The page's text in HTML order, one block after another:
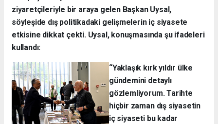
ziyaretçileriyle bir araya gelen Başkan Uysal,
söyleşide dış politikadaki gelişmelerin iç siyasete
etkisine dikkat çekti. Uysal, konuşmasında şu ifadeleri
kullandı:
“Yaklaşık kırk yıldır ülke
gündemini detaylı
gözlemliyorum. Tarihte
hiçbir zaman dış siyasetin
iç siyaseti bu kadar